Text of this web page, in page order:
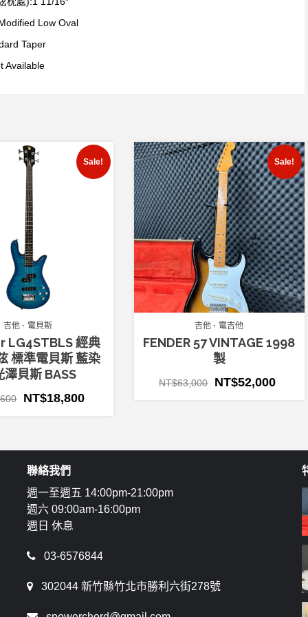
Low Oval
Sale!
吉他 電貝斯
LG4STBLS 經典
標準電貝斯 藍染
澤貝斯 BASS
NT$18,800
Sale!
吉他 電吉他
FENDER 57 VINTAGE 1998
製
NT$63,000 NT$52,000
聯絡我們
週一至週五 14:00pm-21:00pm
週六 09:00am-16:00pm
週日 休息
03-6576844
302044 新竹縣竹北市勝利六街278號